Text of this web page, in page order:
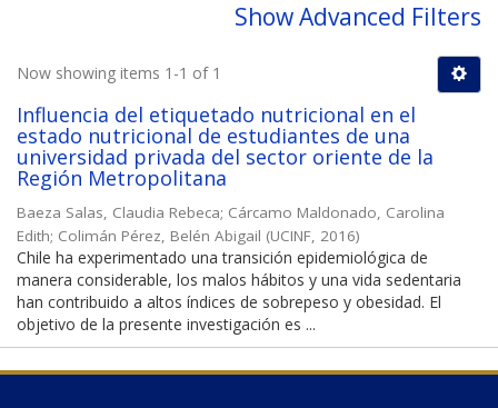
Show Advanced Filters
Now showing items 1-1 of 1
Influencia del etiquetado nutricional en el
estado nutricional de estudiantes de una
universidad privada del sector oriente de la
Región Metropolitana
Baeza Salas, Claudia Rebeca; Cárcamo Maldonado, Carolina
Edith; Colimán Pérez, Belén Abigail (UCINF, 2016)
Chile ha experimentado una transición epidemiológica de
manera considerable, los malos hábitos y una vida sedentaria
han contribuido a altos índices de sobrepeso y obesidad. El
objetivo de la presente investigación es ...